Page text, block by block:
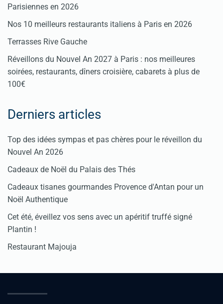
Parisiennes en 2026
Nos 10 meilleurs restaurants italiens à Paris en 2026
Terrasses Rive Gauche
Réveillons du Nouvel An 2027 à Paris : nos meilleures
soirées, restaurants, dîners croisière, cabarets à plus de
100€
Derniers articles
Top des idées sympas et pas chères pour le réveillon du
Nouvel An 2026
Cadeaux de Noël du Palais des Thés
Cadeaux tisanes gourmandes Provence d'Antan pour un
Noël Authentique
Cet été, éveillez vos sens avec un apéritif truffé signé
Plantin !
Restaurant Majouja